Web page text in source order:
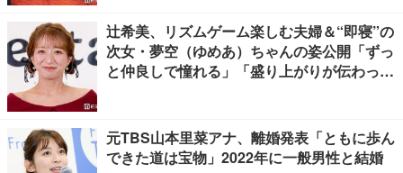
辻希美、リズムゲーム楽しむ夫婦＆“即寝”の
次女・夢空（ゆめあ）ちゃんの姿公開「ずっ
と仲良しで憧れる」「盛り上がりが伝わって
元TBS山本里菜アナ、離婚発表「ともに歩ん
できた道は宝物」2022年に一般男性と結婚